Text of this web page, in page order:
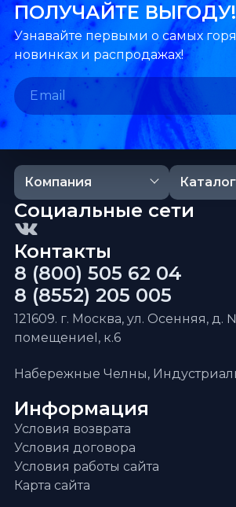
ПОЛУЧАЙТЕ ВЫГОДУ!
Узнавайте первыми о самых
новинках и распродажах!
Компания Каталог
Информация
Условия возврата
Условия договора
Условия работы сайта
Карта сайта
Контакты
8 (800) 505 62 04
8 (8552) 205 005
121609. г. Москва, ул. Осенняя, д.
помещениеI, к.6
Набережные Челны,
Социальные сети